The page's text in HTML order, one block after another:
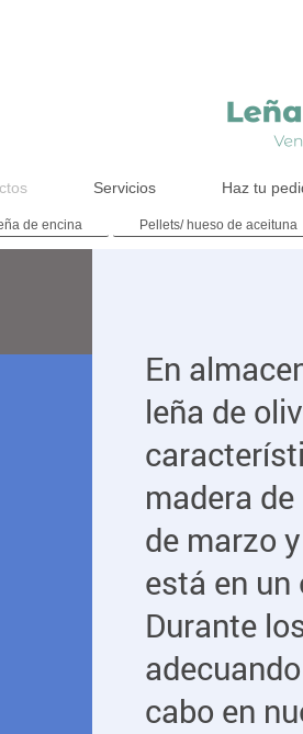
Servicios Haz tu
de encina Pellets/ hueso de aceituna
En
leña de
madera
de marzo
está en
Durante
cabo en